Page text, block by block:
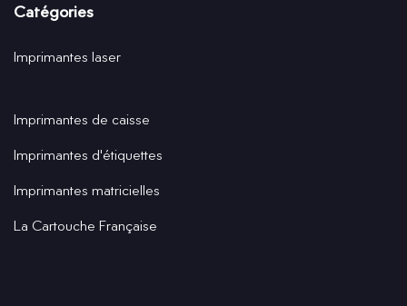
Catégories
Imprimantes laser
Imprimantes de caisse
Imprimantes d'étiquettes
Imprimantes matricielles
La Cartouche Française